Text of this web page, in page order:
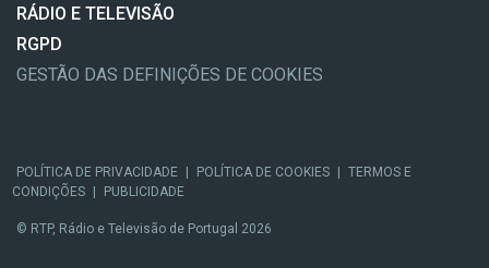
RÁDIO E TELEVISÃO
RGPD
GESTÃO DAS DEFINIÇÕES DE COOKIES
POLÍTICA DE PRIVACIDADE POLÍTICA DE COOKIES
TERMOS E
CONDIÇÕES
PUBLICIDADE
© RTP, Rádio e Televisão de Portugal 2026